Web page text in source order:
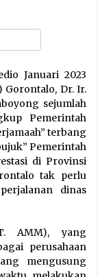
Januari 2023
Gorontalo, Dr. Ir.
sejumlah
Pemerintah
terbang
Pemerintah
di Provinsi
tak perlu
dinas
AMM), yang
perusahaan
mengusung